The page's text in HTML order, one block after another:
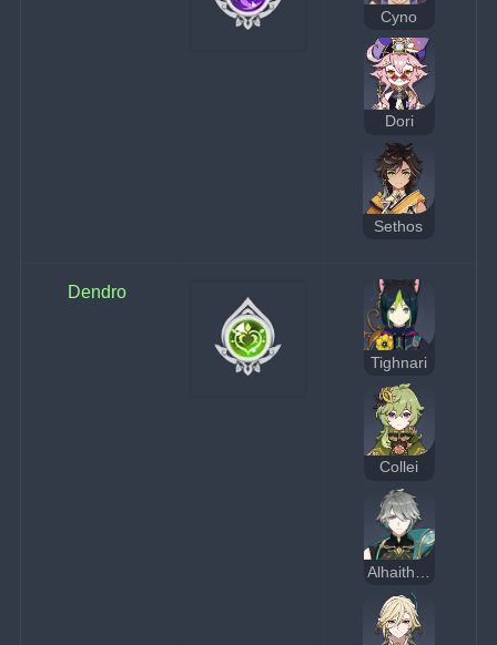
Cyno
Dori
Sethos
Dendro
Tighnari
Collei